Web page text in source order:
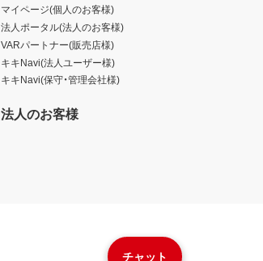
チャット
マイページ(個人のお客様)
法人ポータル(法人のお客様)
VARパートナー(販売店様)
キキNavi(法人ユーザー様)
キキNavi(保守・管理会社様)
法人のお客様